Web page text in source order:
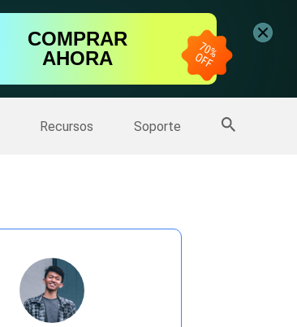
COMPRAR
AHORA
Recursos Soporte
Más productos